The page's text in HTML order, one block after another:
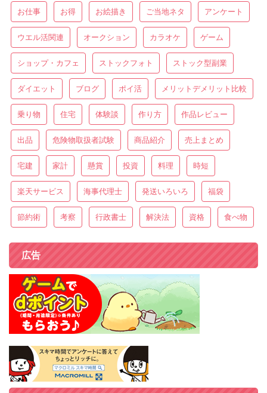
お仕事 お得 お絵描き ご当地ネタ アンケート
ウエル活関連 オークション カラオケ ゲーム
ショップ・カフェ ストックフォト ストック型副業
ダイエット ブログ ポイ活 メリットデメリット比較
乗り物 住宅 体験談 作り方 作品レビュー
出品 危険物取扱者試験 商品紹介 売上まとめ
宅建 家計 懸賞 投資 料理 時短
楽天サービス 海事代理士 発送いろいろ 福袋
節約術 考察 行政書士 解決法 資格 食べ物
広告